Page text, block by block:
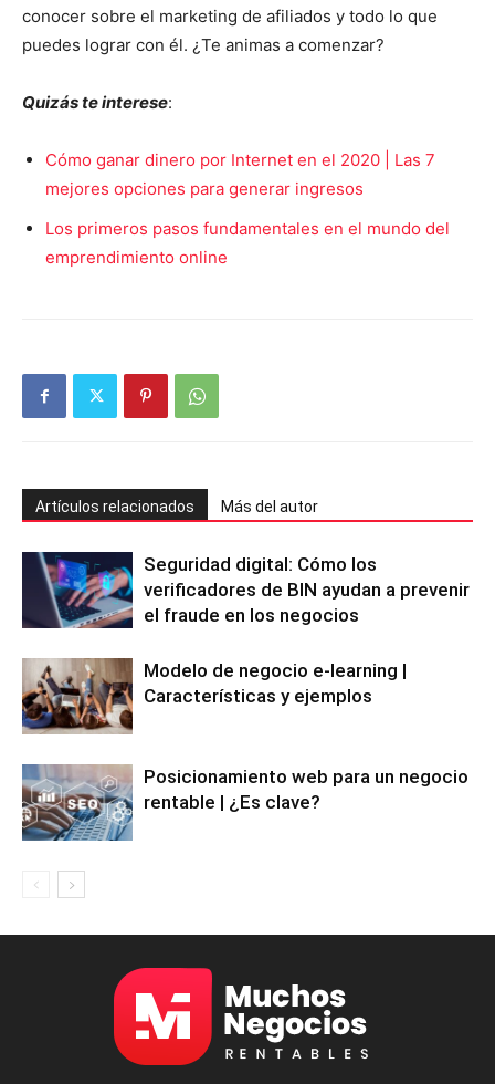
conocer sobre el marketing de afiliados y todo lo que
puedes lograr con él. ¿Te animas a comenzar?
Quizás te interese:
Cómo ganar dinero por Internet en el 2020 | Las 7
mejores opciones para generar ingresos
Los primeros pasos fundamentales en el mundo del
emprendimiento online
Artículos relacionados Más del autor
Seguridad digital: Cómo los
verificadores de BIN ayudan a prevenir
el fraude en los negocios
Modelo de negocio e-learning |
Características y ejemplos
Posicionamiento web para un negocio
rentable | ¿Es clave?